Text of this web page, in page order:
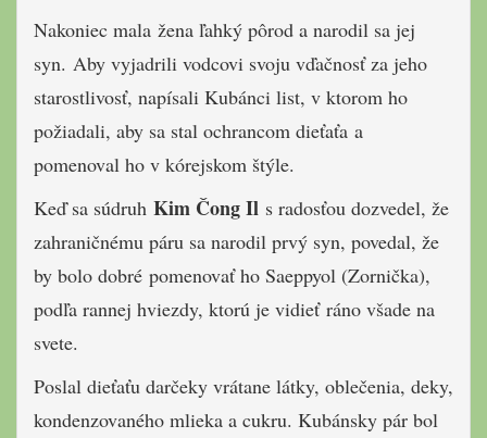
Nakoniec mala žena ľahký pôrod a narodil sa jej
syn. Aby vyjadrili vodcovi svoju vďačnosť za jeho
starostlivosť, napísali Kubánci list, v ktorom ho
požiadali, aby sa stal ochrancom dieťaťa a
pomenoval ho v kórejskom štýle.
Keď sa súdruh Kim Čong Il s radosťou dozvedel, že
zahraničnému páru sa narodil prvý syn, povedal, že
by bolo dobré pomenovať ho Saeppyol (Zornička),
podľa rannej hviezdy, ktorú je vidieť ráno všade na
svete.
Poslal dieťaťu darčeky vrátane látky, oblečenia, deky,
kondenzovaného mlieka a cukru. Kubánsky pár bol